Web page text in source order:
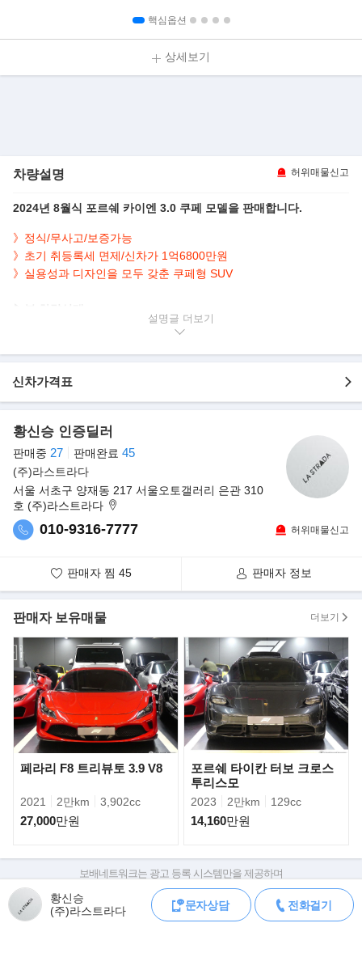
핵심옵션
상세보기
차량설명 허위매물신고
2024년 8월식 포르쉐 카이엔 3.0 쿠페 모델을 판매합니다.
》정식/무사고/보증가능
》초기 취등록세 면제/신차가 1억6800만원
》실용성과 디자인을 모두 갖춘 쿠페형 SUV
- 27,000km 실주행
- 깔끔하게 관리된 실내/외
- SUV의 실용성 + 날렵한 스포츠쿠페 스타일
- 안정적인 4륜구동 + 347마력 3.0L 6기통 엔진 탑재
▶포르쉐, 날렵함 더한 카이엔 쿠페 공개
포르쉐가 카이엔 제품군을 확장할 카이엔 쿠페를 공개했다. 카이엔
쿠페는 카이엔을 기반으로 패스트백
체 높이는 20㎜ 줄었다. 새로 디자인한
리어 도어와 펜더는 차체를 18㎜ 넓혔다. 후면부엔 가변형 리어 스
속도에서 135㎜까지 확장해 뒷바퀴의 접지력을 높인다.
2.9S 쿠페 모델은 2.9L 트윈 터보 차저 V6 엔진을 탑재해 최고 출력
설명글
신차가격표
황신승 인증딜러
판매중 27 판매완료 45
(주)라스트라다
서울 서초구 양재동 217 서울오토갤러리 은관 310
호 (주)라스트라다
010-9316-7777 허위매물신고
판매자 찜 45 판매자 정보
판매자 보유매물 더보기
페라리 F8 트리뷰토 3.9 V8
2021 2만km 3,902cc
27,000만원
포르쉐 타이칸 터보 크로스
투리스모
2023 2만km 129cc
14,160만원
황신승
(주)라스트라다
문자상담 전화걸기
보배네트워크는 광고 등록 시스템만을 제공하며
판매자가 직접 등록한 내용에 대한 모든 책임은 판매자에게 있습니다.
차량 구매 시 차량등록증, 성능점검기록부, 실제 차량 상태,
차대번호 조회로 직접 정보를 확인하세요.